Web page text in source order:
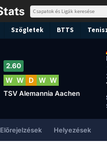
Szögletek BTTS
2.60
W W D W W
TSV Alemannia Aachen
Előrejelzések Helyezések